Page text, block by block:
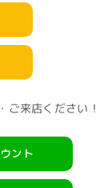
ご来店ください！
ント